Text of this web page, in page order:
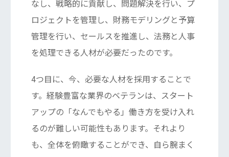
なし、戦略的に貢献し、問題解決を行い、プ
ロジェクトを管理し、財務モデリングと予算
管理を行い、セールスを推進し、法務と人事
を処理できる人材が必要だったのです。
4つ目に、今、必要な人材を採用することで
す。経験豊富な業界のベテランは、スタート
アップの「なんでもやる」働き方を受け入れ
るのが難しい可能性もあります。それより
も、全体を俯瞰することができ、自ら腕まく